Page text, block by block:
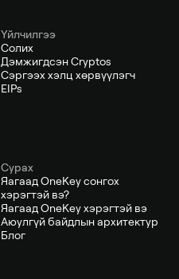
Үйлчилгээ
Солих
Дэмжигдсэн Cryptos
Сэргээх хэлц хөрвүүлэгч
EIPs
Сурах
Яагаад OneKey сонгох
хэрэгтэй вэ?
Яагаад OneKey хэрэгтэй вэ
Аюулгүй байдлын архитектур
Блог